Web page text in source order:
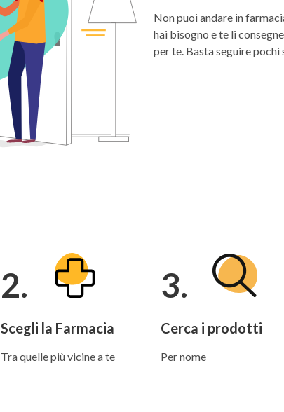
Non puoi andare in
hai bisogno e te li
per te. Basta seguire pochi
2.
Scegli la Farmacia
Tra quelle più vicine a te
3.
Cerca i prodotti
Per nome